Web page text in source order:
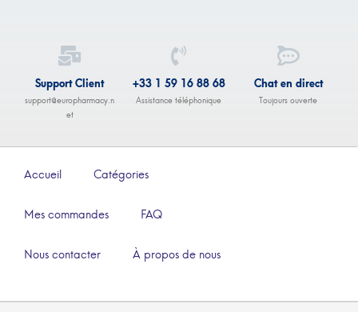
Support Client
support@europharmacy.n
et
+33 1 59 16 88 68
Assistance téléphonique
Chat en direct
Toujours ouverte
Accueil Catégories
Mes commandes FAQ
Nous contacter À propos de nous